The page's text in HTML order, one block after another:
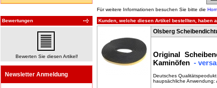
Bewertungen
Bewerten Sie diesen Artikel!
Newsletter Anmeldung
Für weitere Informationen besuchen Sie bitte die
Kunden, welche diesen Artikel bestellten, haben
Olsberg
Original
Kaminöfen -
Deutsches
haupsächliche Anwendung: